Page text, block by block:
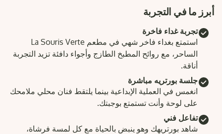
أبرز ما في التجربة
تجربة غداء فاخرة
استمتع بغداء فاخر شهي في مطعم La Souris Verte
الساحر، مع روائح المطبخ الطازج وأجواء دافئة تزيد التجربة
أناقة.
جلسة بورتريه مباشرة
انغمس في العملية الإبداعية بينما يلتقط فنان محلي ملامحك
على لوحة وأنت تستمتع بوجبتك.
تفاعل فني
شاهد بورتريهك وهو ينبض بالحياة مع كل لمسة فرشاة،